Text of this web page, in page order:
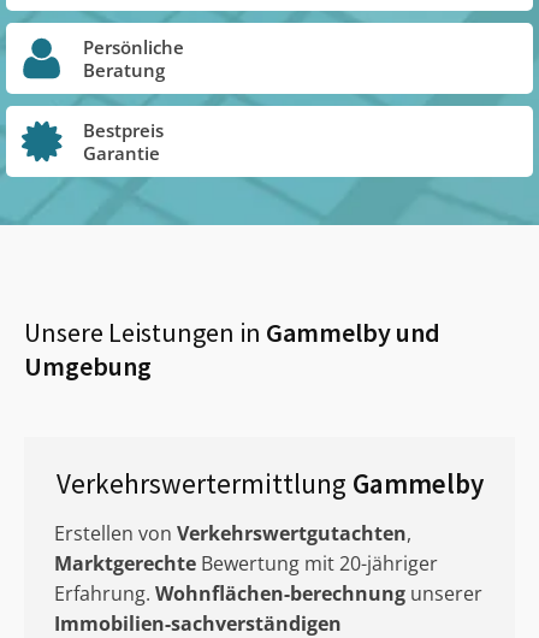
Persönliche
Beratung
Bestpreis
Garantie
Unsere Leistungen in Gammelbyund
Umgebung
Verkehrswertermittlung Gammelby
Erstellen von Verkehrswertgutachten,
Marktgerechte Bewertung mit 20-jähriger
Erfahrung. Wohnflächen-berechnung unserer
Immobilien-sachverständigen